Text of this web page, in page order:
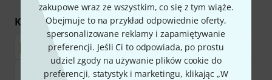
zakupowe wraz ze wszystkim, co się z tym wiąże.
Obejmuje to na przykład odpowiednie oferty,
spersonalizowane reklamy i zapamiętywanie
preferencji. Jeśli Ci to odpowiada, po prostu
udziel zgody na używanie plików cookie do
preferencji, statystyk i marketingu, klikając „W
Kupuj i płać bezpiecznie